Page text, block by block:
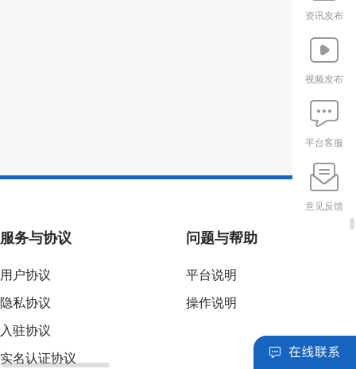
资讯发布
视频发布
平台客服
意见反馈
服务与协议
用户协议
隐私协议
入驻协议
实名认证协议
问题与帮助
平台说明
操作说明